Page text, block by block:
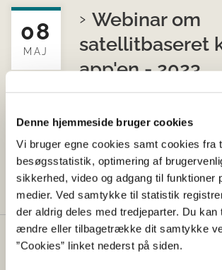
Denne hjemmeside bruger cookies
Vi bruger egne cookies samt cookies fra
besøgsstatistik, optimering af
sikkerhed, video og adgang til funktioner
medier. Ved samtykke til statistik
der aldrig deles med tredjeparter. Du kan
ændre eller tilbagetrække dit samtykke
”Cookies” linket nederst på siden.
Webinar om
satellitbaseret
app'en - 2023
08
MAJ
Hør om anvendelsen af
kontrol og
dette webinar afholdt den 8.
Kontakt